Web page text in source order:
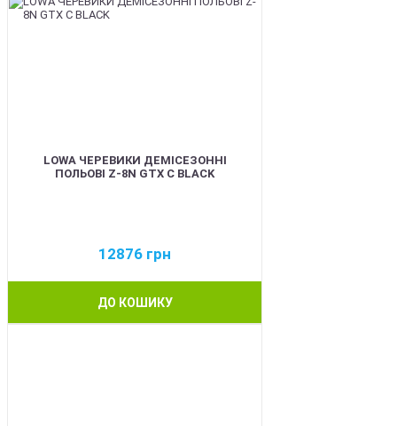
LOWA ЧЕРЕВИКИ ДЕМІСЕЗОННІ
ПОЛЬОВІ Z-8N GTX C BLACK
12876 грн
ДО КОШИКУ